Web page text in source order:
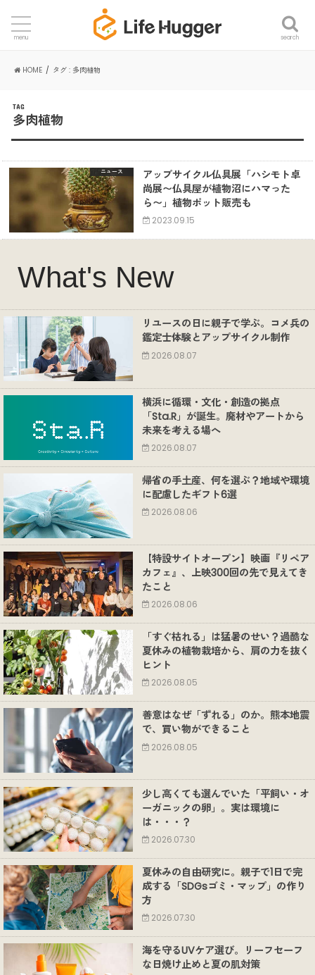
search
menu
HOME タグ : 多肉植物
TAG
多肉植物
ニュース
アップサイクル仏具展「ハシモト卓
尚展〜仏具屋が植物沼にハマった
ら〜」植物ポット販売も
2023.09.15
What's New
リユースの日に親子で学ぶ。コメ兵の
鑑定士体験とアップサイクル制作
2026.08.07
横浜に循環・文化・創造の拠点
「Sta.R」が誕生。廃材やアートから
未来を考える場へ
2026.08.07
帰省の手土産、何を選ぶ？地域や環境
に配慮したギフト6選
2026.08.06
【特設サイトオープン】映画『リペア
カフェ』、上映300回の先で見えてき
たこと
2026.08.06
「すぐ枯れる」は猛暑のせい？過酷な
夏休みの植物栽培から、肩の力を抜く
ヒント
2026.08.05
善意はなぜ「ずれる」のか。熊本地震
で、買い物ができること
2026.08.05
少し高くても選んでいた「平飼い・オ
ーガニックの卵」。実は環境に
は・・・？
2026.07.30
夏休みの自由研究に。親子で1日で完
成する「SDGsゴミ・マップ」の作り
方
2026.07.30
海を守るUVケア選び。リーフセーフ
な日焼け止めと夏の肌対策